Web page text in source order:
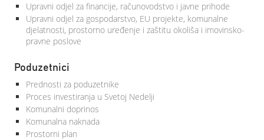
Upravni odjel za financije, računovodstvo i javne prihode
Upravni odjel za gospodarstvo, EU projekte, komunalne
djelatnosti, prostorno uređenje i zaštitu okoliša i imovinsko-
pravne poslove
Poduzetnici
Prednosti za poduzetnike
Proces investiranja u Svetoj Nedelji
Komunalni doprinos
Komunalna naknada
Prostorni plan